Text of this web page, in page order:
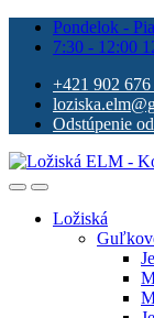
Pondelok -
7:30 - 12:00
+421 902 676
Odstúpenie
Ložiská